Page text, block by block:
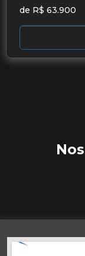
de R$ 63.900